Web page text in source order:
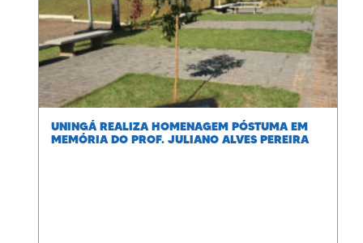
UNINGÁ REALIZA HOMENAGEM PÓSTUMA EM
MEMÓRIA DO PROF. JULIANO ALVES PEREIRA